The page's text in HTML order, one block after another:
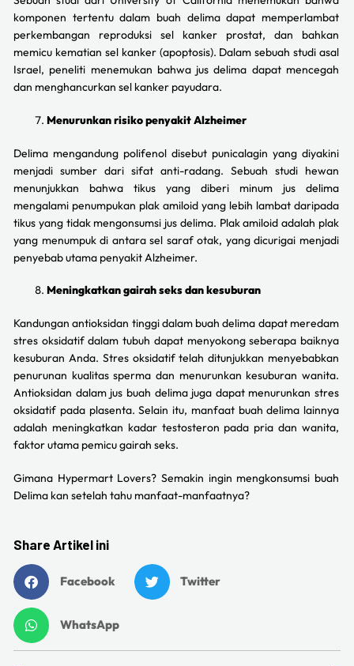
komponen tertentu dalam buah delima dapat memperlambat
perkembangan reproduksi sel kanker prostat, dan bahkan
memicu kematian sel kanker (apoptosis). Dalam sebuah studi asal
Israel, peneliti menemukan bahwa jus delima dapat mencegah
dan menghancurkan sel kanker payudara.
Menurunkan risiko penyakit Alzheimer
Delima mengandung polifenol disebut punicalagin yang diyakini
menjadi sumber dari sifat anti-radang. Sebuah studi hewan
menunjukkan bahwa tikus yang diberi minum jus delima
mengalami penumpukan plak amiloid yang lebih lambat daripada
tikus yang tidak mengonsumsi jus delima. Plak amiloid adalah plak
yang menumpuk di antara sel saraf otak, yang dicurigai menjadi
penyebab utama penyakit Alzheimer.
Meningkatkan gairah seks dan kesuburan
Kandungan antioksidan tinggi dalam buah delima dapat meredam
stres oksidatif dalam tubuh dapat menyokong seberapa baiknya
kesuburan Anda. Stres oksidatif telah ditunjukkan menyebabkan
penurunan kualitas sperma dan menurunkan kesuburan wanita.
Antioksidan dalam jus buah delima juga dapat menurunkan stres
oksidatif pada plasenta. Selain itu, manfaat buah delima lainnya
adalah meningkatkan kadar testosteron pada pria dan wanita,
faktor utama pemicu gairah seks.
Gimana Hypermart Lovers? Semakin ingin mengkonsumsi buah
Delima kan setelah tahu manfaat-manfaatnya?
Share Artikel ini
Facebook Twitter
WhatsApp